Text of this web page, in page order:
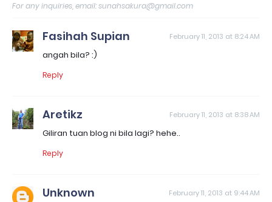
For any inquiries, email: sunahsakura@gmail.com
Fasihah Supian February 11, 2013 at 8:24 AM
angah bila? :)
Reply
Aretikz February 11, 2013 at 8:38 AM
Giliran tuan blog ni bila lagi? hehe..
Reply
Unknown February 11, 2013 at 9:44 AM